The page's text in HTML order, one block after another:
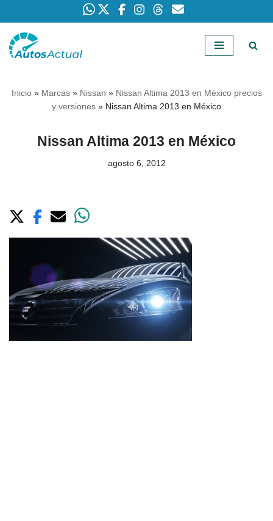
Saltar
Inicio» Marcas» Nissan » Nissan Altima 2013 en México precios
y versiones » Nissan Altima 2013 en México
Nissan Altima 2013 en México
agosto 6, 2012